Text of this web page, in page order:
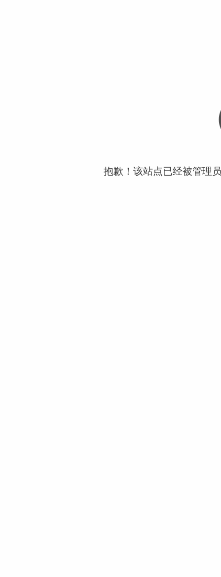
抱歉！该站点已经被管理